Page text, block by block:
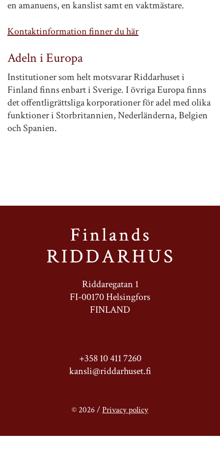
en amanuens, en kanslist samt en vaktmästare.
Kontaktinformation finner du här
Adeln i Europa
Institutioner som helt motsvarar Riddarhuset i
Finland finns enbart i Sverige. I övriga Europa finns
det offentligrättsliga korporationer för adel med olika
funktioner i Storbritannien, Nederländerna, Belgien
och Spanien.
Riddaregatan 1
FI-00170 Helsingfors
FINLAND
+358 10 411 7260
kansli@riddarhuset.fi
© 2026 /Privacy policy